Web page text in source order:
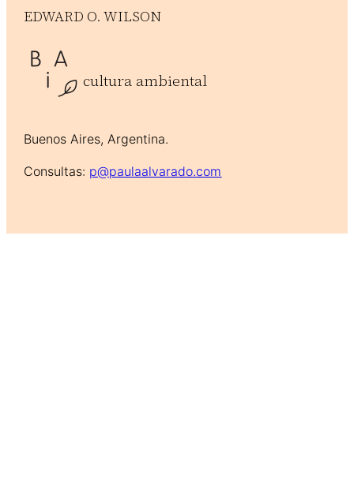
EDWARD O. WILSON
cultura ambiental
Buenos Aires, Argentina.
Consultas: p@paulaalvarado.com